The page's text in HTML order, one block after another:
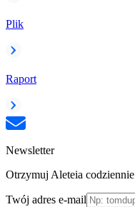
Plik
Raport
Newsletter
Otrzymuj Aleteia
Twój adres e-mail